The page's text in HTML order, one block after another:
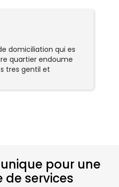
domiciliation qui es
quartier endoume
tres gentil et
pour une
services